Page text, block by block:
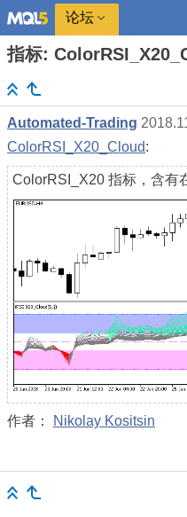
论坛
指标:
Automated-Trading
ColorRSI_X20_Cloud:
ColorRSI_X20 指标，含有
作者： Nikolay Kositsin